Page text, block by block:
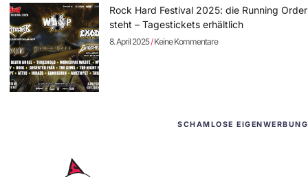
Rock Hard Festival 2025: die Running Order
steht – Tagestickets erhältlich
8. April 2025 Keine Kommentare
SCHAMLOSE EIGENWERBUNG